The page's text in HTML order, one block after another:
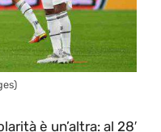
è un’altra: al 28′